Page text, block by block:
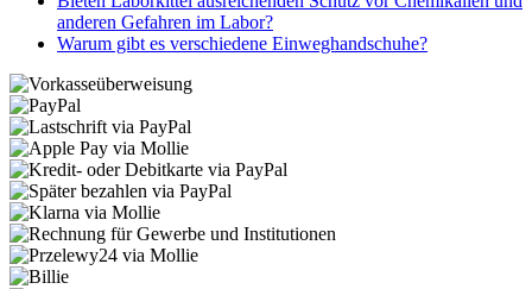
anderen Gefahren im Labor?
Warum gibt es verschiedene Einweghandschuhe?